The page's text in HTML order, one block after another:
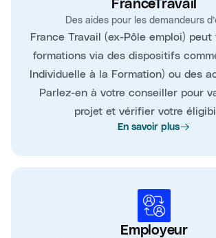
FranceTravail
Des aides pour les demandeurs
France Travail (ex-Pôle emploi)
formations via des dispositifs
Individuelle à la Formation) ou des
Parlez-en à votre conseiller pour
projet et vérifier votre
En savoir plus
Employeur